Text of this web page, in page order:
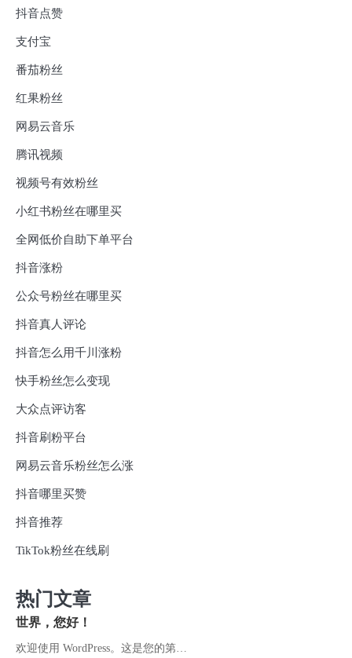
抖音点赞
支付宝
番茄粉丝
红果粉丝
网易云音乐
腾讯视频
视频号有效粉丝
小红书粉丝在哪里买
全网低价自助下单平台
抖音涨粉
公众号粉丝在哪里买
抖音真人评论
抖音怎么用千川涨粉
快手粉丝怎么变现
大众点评访客
抖音刷粉平台
网易云音乐粉丝怎么涨
抖音哪里买赞
抖音推荐
TikTok粉丝在线刷
热门文章
世界，您好！
欢迎使用 WordPress。这是您的第…